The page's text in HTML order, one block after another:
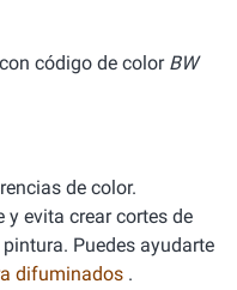
código de color BW
de color.
evita crear cortes de
Puedes ayudarte
difuminados .